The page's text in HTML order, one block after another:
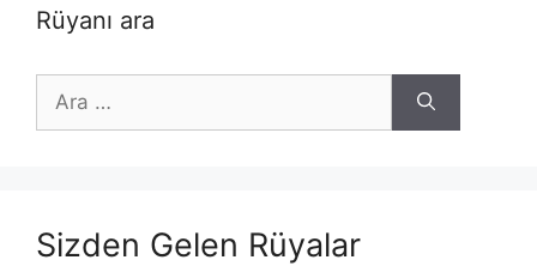
Rüyanı ara
ara
Sizden Gelen Rüyalar